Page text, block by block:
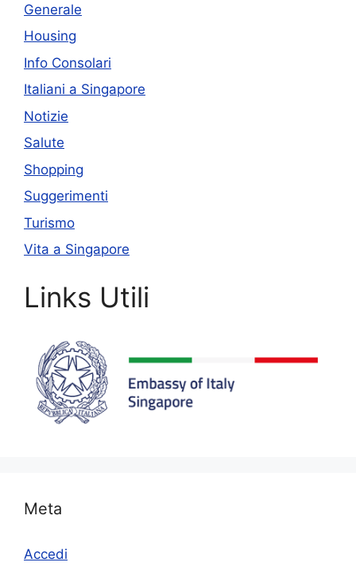
Generale
Housing
Info Consolari
Italiani a Singapore
Notizie
Salute
Shopping
Suggerimenti
Turismo
Vita a Singapore
Links Utili
Meta
Accedi